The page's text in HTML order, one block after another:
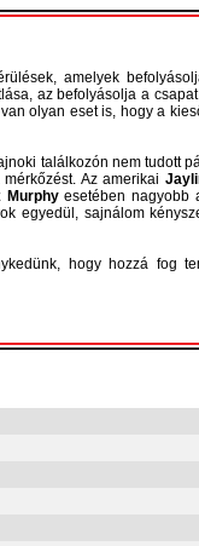
amelyek
az befolyásolja a
olyan eset is, hogy a
találkozón nem tudott
Az amerikai
Murphyesetében nagyobb
egyedül, sajnálom
hogy hozzá fog